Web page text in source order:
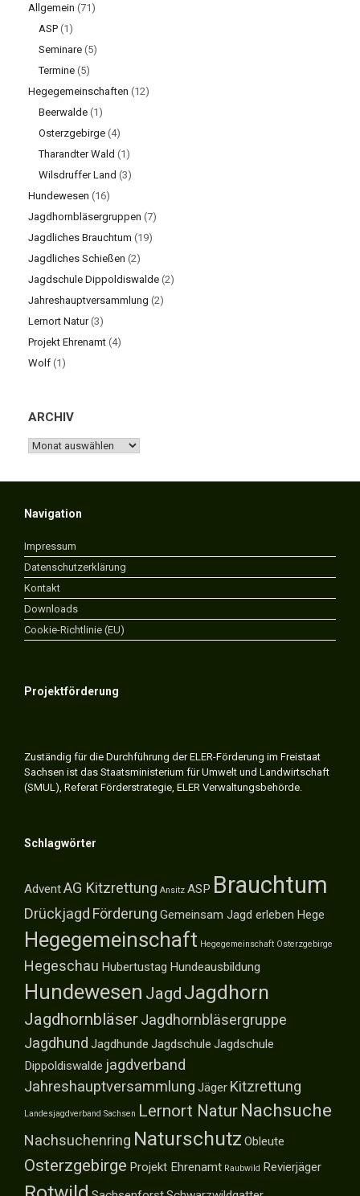
Allgemein (71)
ASP (1)
Seminare (5)
Termine (5)
Hegegemeinschaften (12)
Beerwalde (1)
Osterzgebirge (4)
Tharandter Wald (1)
Wilsdruffer Land (3)
Hundewesen (16)
Jagdhornbläsergruppen (7)
Jagdliches Brauchtum (19)
Jagdliches Schießen (2)
Jagdschule Dippoldiswalde (2)
Jahreshauptversammlung (2)
Lernort Natur(3)
Projekt Ehrenamt (4)
Wolf (1)
ARCHIV
ARCHIV
Navigation
Impressum
Datenschutzerklärung
Kontakt
Downloads
Cookie-Richtlinie (EU)
Projektförderung
Zuständig für die Durchführung der ELER-Förderung im Freistaat
Sachsen ist das Staatsministerium für Umwelt und Landwirtschaft
(SMUL), Referat Förderstrategie, ELER Verwaltungsbehörde.
Schlagwörter
AdventAG Kitzrettung Ansitz ASP Brauchtum
Drückjagd Förderung Gemeinsam Jagd erleben Hege
Hegegemeinschaft Hegegemeinschaft Osterzgebirge
Hegeschau Hubertustag Hundeausbildung
Hundewesen Jagd Jagdhorn
JagdhornbläserJagdhornbläsergruppe
Jagdhund Jagdhunde Jagdschule Jagdschule
Dippoldiswalde jagdverband
Jahreshauptversammlung Jäger Kitzrettung
Landesjagdverband Sachsen Lernort Natur Nachsuche
Nachsuchenring Naturschutz Obleute
Osterzgebirge Projekt Ehrenamt Raubwild Revierjäger